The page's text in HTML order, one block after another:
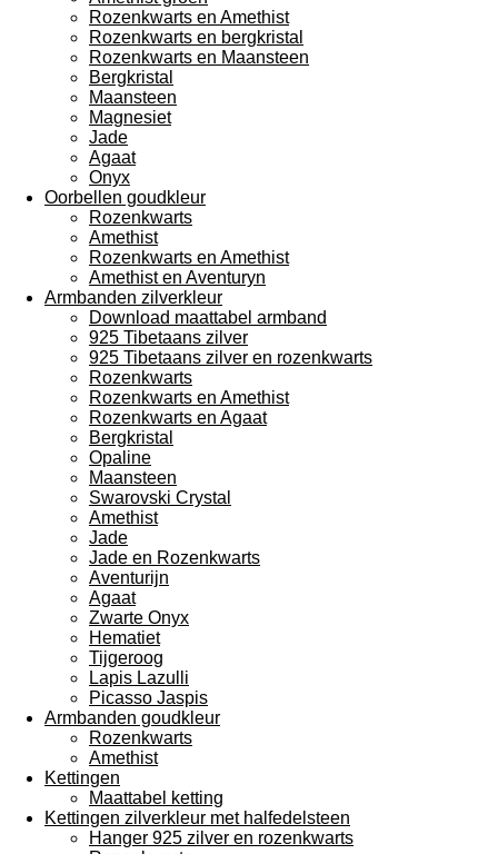
Rozenkwarts en Amethist
Rozenkwarts en bergkristal
Rozenkwarts en Maansteen
Bergkristal
Maansteen
Magnesiet
Jade
Agaat
Onyx
Oorbellen goudkleur
Rozenkwarts
Amethist
Rozenkwarts en Amethist
Amethist en Aventuryn
Armbanden zilverkleur
Download maattabel armband
925 Tibetaans zilver
925 Tibetaans zilver en rozenkwarts
Rozenkwarts
Rozenkwarts en Amethist
Rozenkwarts en Agaat
Bergkristal
Opaline
Maansteen
Swarovski Crystal
Amethist
Jade
Jade en Rozenkwarts
Aventurijn
Agaat
Zwarte Onyx
Hematiet
Tijgeroog
Lapis Lazulli
Picasso Jaspis
Armbanden goudkleur
Rozenkwarts
Amethist
Kettingen
Maattabel ketting
Kettingen zilverkleur met halfedelsteen
Hanger 925 zilver en rozenkwarts